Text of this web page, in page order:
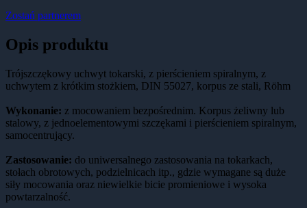
Zostań partnerem
Opis produktu
Trójszczękowy uchwyt tokarski, z pierścieniem spiralnym, z
uchwytem z krótkim stożkiem, DIN 55027, korpus ze stali, Röhm
Wykonanie: z mocowaniem bezpośrednim. Korpus żeliwny lub
stalowy, z jednoelementowymi szczękami i pierścieniem spiralnym,
samocentrujący.
Zastosowanie: do uniwersalnego zastosowania na tokarkach,
stołach obrotowych, podzielnicach itp., gdzie wymagane są duże
siły mocowania oraz niewielkie bicie promieniowe i wysoka
powtarzalność.